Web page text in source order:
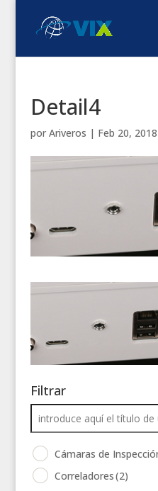
Detail4
por Ariveros | Feb 20, 2018
Filtrar
Cámaras de
Correladores(2)